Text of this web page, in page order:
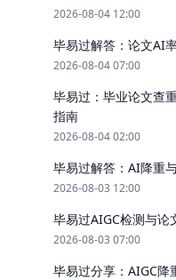
2026-08-04 12:00
毕易过解答：论文AI
2026-08-04 07:00
毕易过：毕业论文查
指南
2026-08-04 02:00
毕易过解答：AI降重
2026-08-03 12:00
毕易过AIGC检测与论
2026-08-03 07:00
毕易过分享：AIGC降